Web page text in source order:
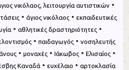
νικόλαος, λειτουργία αυτιστικών •
• άγιος νικόλαος • εκπαιδευτικές
• αθλητικές δραστηριότητες •
• παιδαγωγός • νοσηλευτής
• μοναχές • Ιάκωβος • Ελισαίος •
Καναδά • ευχέλαιο • αρτοκλασία